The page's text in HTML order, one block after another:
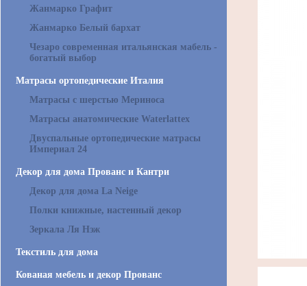
Жанмарко Графит
Жанмарко Белый бархат
Чезаро современная итальянская мабель -
богатый выбор
Матрасы ортопедические Италия
Матрасы с шерстью Мериноса
Матрасы анатомические Waterlattex
Двуспальные ортопедические матрасы
Империал 24
Декор для дома Прованс и Кантри
Декор для дома La Neige
Полки книжные, настенный декор
Зеркала Ля Нэж
Текстиль для дома
Кованая мебель и декор Прованс